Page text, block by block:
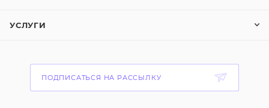
УСЛУГИ
ПОДПИСАТЬСЯ НА РАССЫЛКУ